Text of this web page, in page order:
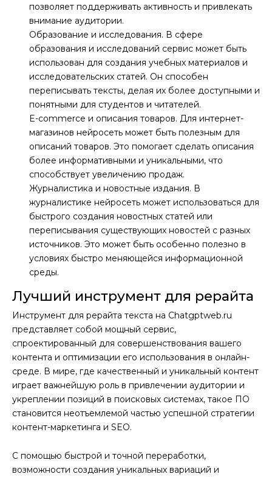
позволяет поддерживать активность и привлекать
внимание аудитории.
Образование и исследования. В сфере
образования и исследований сервис может быть
использован для создания учебных материалов и
исследовательских статей. Он способен
переписывать тексты, делая их более доступными и
понятными для студентов и читателей.
E-commerce и описания товаров. Для интернет-
магазинов нейросеть может быть полезным для
описаний товаров. Это помогает сделать описания
более информативными и уникальными, что
способствует увеличению продаж.
Журналистика и новостные издания. В
журналистике нейросеть может использоваться для
быстрого создания новостных статей или
переписывания существующих новостей с разных
источников. Это может быть особенно полезно в
условиях быстро меняющейся информационной
среды.
Лучший инструмент для рерайта
Инструмент для рерайта текста на Chatgptweb.ru
представляет собой мощный сервис,
спроектированный для совершенствования вашего
контента и оптимизации его использования в онлайн-
среде. В мире, где качественный и уникальный контент
играет важнейшую роль в привлечении аудитории и
укреплении позиций в поисковых системах, такое ПО
становится неотъемлемой частью успешной стратегии
контент-маркетинга и SEO.
С помощью быстрой и точной переработки,
возможности создания уникальных вариаций и